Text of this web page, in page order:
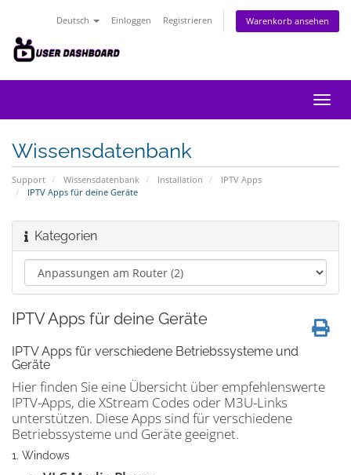
Deutsch Einloggen Registrieren Warenkorb ansehen
ein-/
Wissensdatenbank
Support Wissensdatenbank Installation
IPTV Apps
IPTV Apps für deine Geräte
Kategorien
IPTV Apps für deine Geräte
IPTV Apps für verschiedene Betriebssysteme und
Geräte
Hier finden Sie eine Übersicht über empfehlenswerte
IPTV-Apps, die XStream Codes oder M3U-Links
unterstützen. Diese Apps sind für verschiedene
Betriebssysteme und Geräte geeignet.
1. Windows